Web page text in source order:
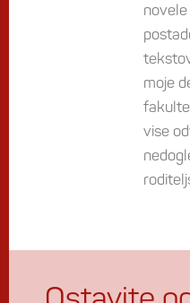
moje
vise